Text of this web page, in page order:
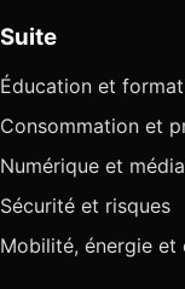
Suite
Éducation et
Consommation et
Numérique et
Sécurité et risques
Mobilité, énergie et